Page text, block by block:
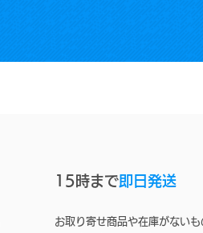
15時まで即日発送
お取り寄せ商品や在庫がない